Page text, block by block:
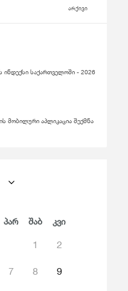
არქივი
ინდექსი საქართველოში - 2026
მობილური აპლიკაცია შექმნა
Პარ Შაბ Კვი
1 2
7 8 9